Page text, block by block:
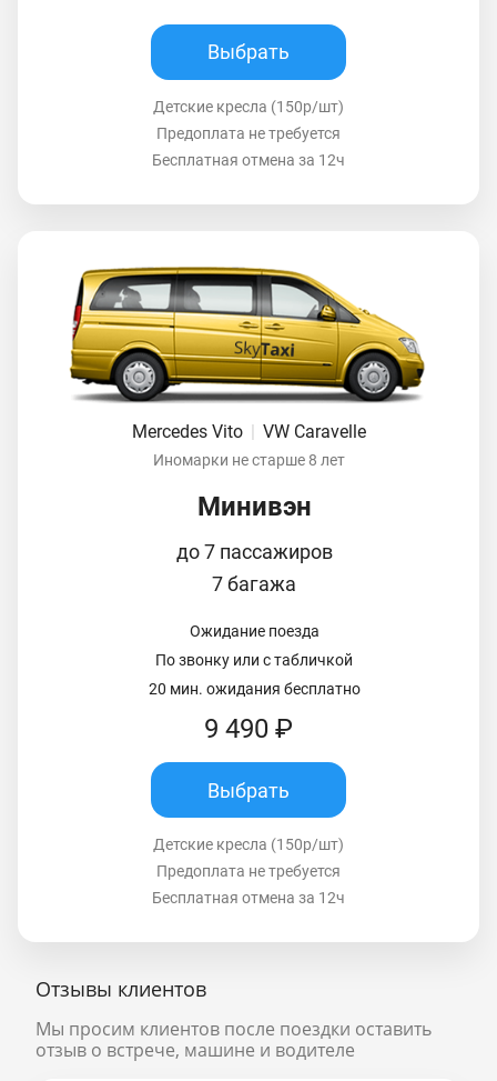
Выбрать
Детские кресла (150р/шт)
Предоплата не требуется
Бесплатная отмена за 12ч
Mercedes Vito VW Caravelle
Иномарки не старше 8 лет
Минивэн
до 7 пассажиров
7 багажа
Ожидание поезда
По звонку или с табличкой
20 мин. ожидания бесплатно
9 490 ₽
Выбрать
Детские кресла (150р/шт)
Предоплата не требуется
Бесплатная отмена за 12ч
Отзывы клиентов
Мы просим клиентов после поездки оставить
отзыв о встрече, машине и водителе